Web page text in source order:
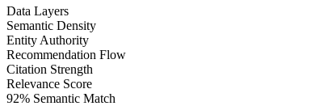
Data Layers
Semantic Density
Entity Authority
Recommendation Flow
Citation Strength
Relevance Score
92% Semantic Match